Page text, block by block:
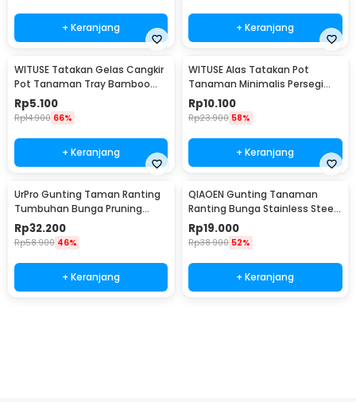
+ Keranjang + Keranjang
WITUSE Tatakan Gelas Cangkir
Pot Tanaman Tray Bamboo
Coaster 85mm - EQF301
Rp5.100
Rp14.900 66%
+ Keranjang
WITUSE Alas Tatakan Pot
Tanaman Minimalis Persegi
Panjang Bamboo Tray
175x88x10mm - EQF301
Rp10.100
Rp23.900 58%
+ Keranjang
UrPro Gunting Taman Ranting
Tumbuhan Bunga Pruning
Scissors 25mm - SK5
Rp32.200
Rp58.900 46%
+ Keranjang
QIAOEN Gunting Tanaman
Ranting Bunga Stainless Steel
Pruning Scissors - SK-6
Rp19.000
Rp38.900 52%
+ Keranjang